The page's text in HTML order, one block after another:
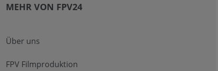
MEHR VON FPV24
Über uns
FPV Filmproduktion